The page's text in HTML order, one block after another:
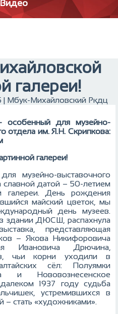
Видео
галереи!
| Мбук-Михайловский Ркдц
особенный для музейно-
отдела им. Я.Н. Скрипкова:
галереи!
музейно-выставочного
датой – 50-летием
галереи. День рождения
майский цветок, мы
день музеев.
здании ДЮСШ, распахнула
представляющая
– Якова Никифоровича
Ивановича Дрючина,
чьи корни уходили в
сёл: Полуямки
и Нововознесенское
1937 году судьба
устремившихся в
– стать «художниками».